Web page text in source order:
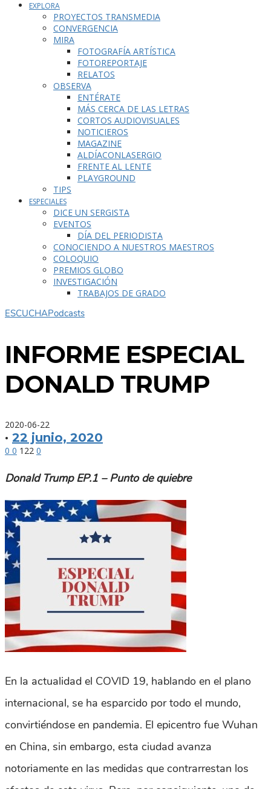
EXPLORA
PROYECTOS TRANSMEDIA
CONVERGENCIA
MIRA
FOTOGRAFÍA ARTÍSTICA
FOTOREPORTAJE
RELATOS
OBSERVA
ENTÉRATE
MÁS CERCA DE LAS LETRAS
CORTOS AUDIOVISUALES
NOTICIEROS
MAGAZINE
ALDÍACONLASERGIO
FRENTE AL LENTE
PLAYGROUND
TIPS
ESPECIALES
DICE UN SERGISTA
EVENTOS
DÍA DEL PERIODISTA
CONOCIENDO A NUESTROS MAESTROS
COLOQUIO
PREMIOS GLOBO
INVESTIGACIÓN
TRABAJOS DE GRADO
ESCUCHAPodcasts
INFORME ESPECIAL
DONALD TRUMP
2020-06-22
· 22 junio, 2020
0 0 122 0
Donald Trump EP.1 – Punto de quiebre
En la actualidad el COVID 19, hablando en el plano
internacional, se ha esparcido por todo el mundo,
convirtiéndose en pandemia. El epicentro fue Wuhan
en China, sin embargo, esta ciudad avanza
notoriamente en las medidas que contrarrestan los